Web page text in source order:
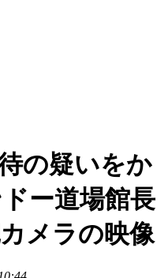
の疑いをか
ー道場館長
メラの映像